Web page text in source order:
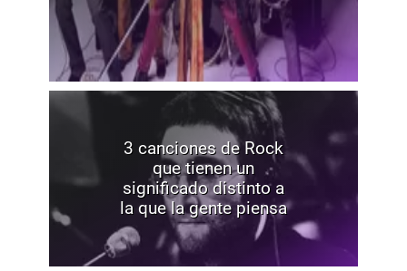
3 canciones de Rock
que tienen un
significado distinto a
la que la gente piensa